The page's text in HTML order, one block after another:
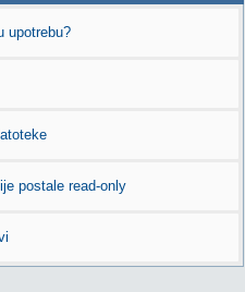
upotrebu?
postale read-only